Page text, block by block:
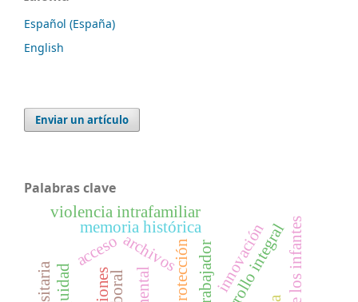
Español (España)
English
Enviar un artículo
Palabras clave
archivos
memoria histórica desarrollo integral
protección
violencia intrafamiliar
trabajadorinnovación
acceso